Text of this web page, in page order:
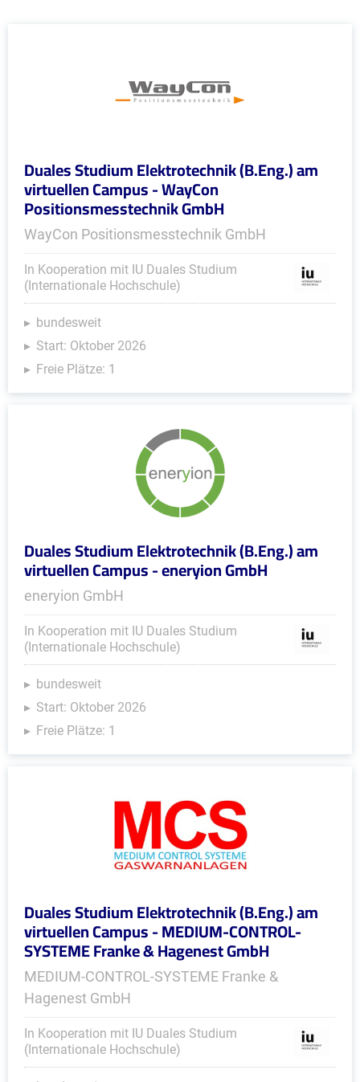
Duales Studium Elektrotechnik (B.Eng.) am
virtuellen Campus - WayCon
Positionsmesstechnik GmbH
WayCon Positionsmesstechnik GmbH
In Kooperation mit IU Duales Studium
(Internationale Hochschule)
bundesweit
Start: Oktober 2026
Freie Plätze: 1
Duales Studium Elektrotechnik (B.Eng.) am
virtuellen Campus - eneryion GmbH
eneryion GmbH
In Kooperation mit IU Duales Studium
(Internationale Hochschule)
bundesweit
Start: Oktober 2026
Freie Plätze: 1
Duales Studium Elektrotechnik (B.Eng.) am
virtuellen Campus - MEDIUM-CONTROL-
SYSTEME Franke & Hagenest GmbH
MEDIUM-CONTROL-SYSTEME Franke &
Hagenest GmbH
In Kooperation mit IU Duales Studium
(Internationale Hochschule)